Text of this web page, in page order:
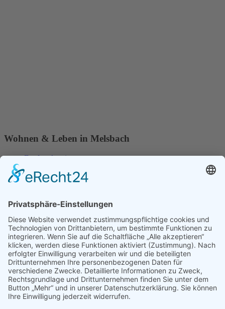
Wohnen & Leben in Melsbach
Dorfmoderation
Gewerbe in Melsbach
Immobilien / Bauplätze
Tourismus, Übernachten und Essen
Melsbach in Bildern
Kontakt
Impressum
Datenschutzerklärung